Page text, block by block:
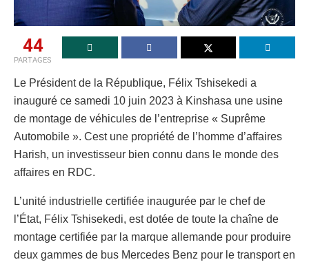
44
PARTAGES
Le Président de la République, Félix Tshisekedi a
inauguré ce samedi 10 juin 2023 à Kinshasa une usine
de montage de véhicules de l’entreprise « Suprême
Automobile ». Cest une propriété de l’homme d’affaires
Harish, un investisseur bien connu dans le monde des
affaires en RDC.
L’unité industrielle certifiée inaugurée par le chef de
l’État, Félix Tshisekedi, est dotée de toute la chaîne de
montage certifiée par la marque allemande pour produire
deux gammes de bus Mercedes Benz pour le transport en